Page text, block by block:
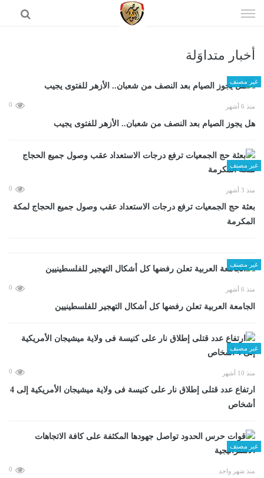
الى
أخبار متداوَلة
غير مصنف
منذ 6 أشهر 0
هل يجوز الصيام بعد النصف من شعبان.. الأزهر للفتوى يجيب
غير مصنف
منذ 3 أشهر 0
بعثة حج الجمعيات ترفع درجات الاستعداد عقب وصول جميع الحجاج لمكة
المكرمة
غير مصنف
منذ 6 أشهر 0
الجامعة العربية تعلن رفضها كل أشكال التهجير للفلسطينيين
غير مصنف
منذ 10 أشهر 0
ارتفاع عدد قتلى إطلاق نار على كنيسة فى ولاية ميشيجان الأمريكية إلى 4
أشخاص
غير مصنف
منذ شهر واحد 0